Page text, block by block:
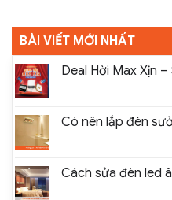
BÀI VIẾT MỚI NHẤT
Deal Hời Max Xịn –
Có nên lắp đèn
Cách sửa đèn led